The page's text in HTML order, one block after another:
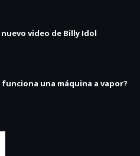
nuevo video de Billy Idol
funciona una máquina a vapor?